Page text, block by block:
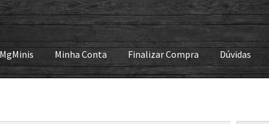
Minha Conta Finalizar Compra Dúvidas